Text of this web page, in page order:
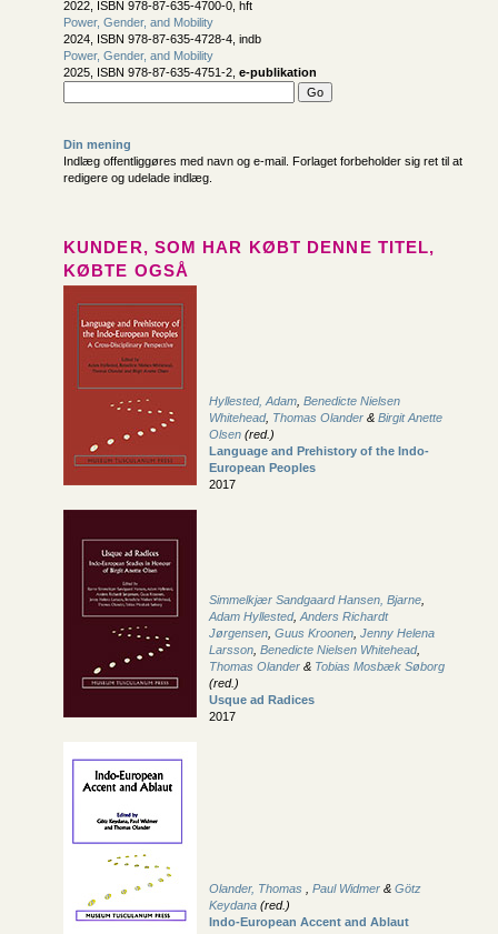
2022, ISBN 978-87-635-4700-0, hft
Power, Gender, and Mobility
2024, ISBN 978-87-635-4728-4, indb
Power, Gender, and Mobility
2025, ISBN 978-87-635-4751-2, e-publikation
Din mening
Indlæg offentliggøres med navn og e-mail. Forlaget forbeholder sig ret til at
redigere og udelade indlæg.
KUNDER, SOM HAR KØBT DENNE TITEL,
KØBTE OGSÅ
Hyllested, Adam Benedicte Nielsen
Whitehead, Thomas Olander & Birgit Anette
Olsen (red.)
Language and Prehistory of the Indo-
European Peoples
2017
Simmelkjær Sandgaard Hansen, Bjarne
Adam Hyllested, Anders Richardt
Jørgensen Guus Kroonen Jenny Helena
Larsson Benedicte Nielsen Whitehead,
Thomas Olander & Tobias Mosbæk Søborg
(red.)
Usque ad Radices
2017
Olander, Thomas Paul Widmer & Götz
Keydana (red.)
Indo-European Accent and Ablaut